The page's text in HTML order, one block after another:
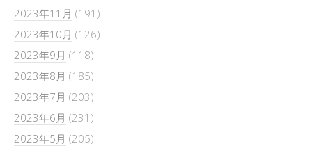
2023年11月 (191)
2023年10月 (126)
2023年9月 (118)
2023年8月 (185)
2023年7月 (203)
2023年6月 (231)
2023年5月 (205)